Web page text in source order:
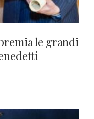
le grandi